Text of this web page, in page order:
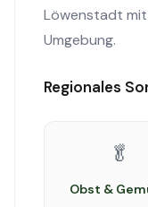
Löwenstadt
Umgebung.
Regionales
🥬
Obst &